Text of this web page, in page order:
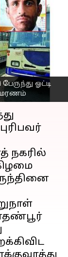
ஓட்டி
மரணம்
நகரில்